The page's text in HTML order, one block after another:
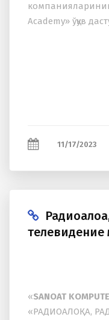
Academy» ўқув
11/17/2023
телевидение
«SANOAT
«РАДИОАЛОҚА,